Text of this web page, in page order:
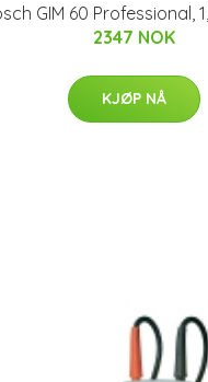
GIM 60 Professional,
2347 NOK
KJØP NÅ